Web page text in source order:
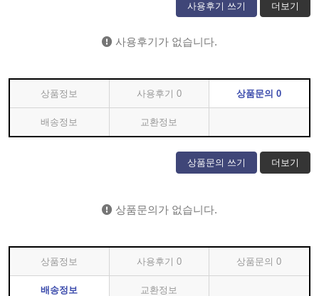
사용후기 쓰기 더보기
사용후기가 없습니다.
상품정보 사용후기 0 상품문의0
배송정보 교환정보
상품문의 쓰기 더보기
상품문의가 없습니다.
상품정보 사용후기 0 상품문의0
배송정보 교환정보